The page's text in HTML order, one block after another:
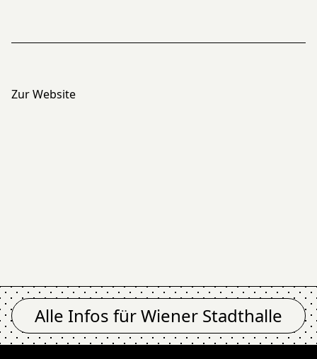
Zur Website
Alle Infos fürWiener Stadthalle